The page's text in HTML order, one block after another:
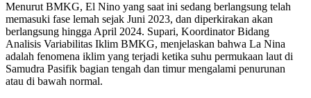
Menurut BMKG, El Nino yang saat ini sedang berlangsung telah
memasuki fase lemah sejak Juni 2023, dan diperkirakan akan
berlangsung hingga April 2024. Supari, Koordinator Bidang
Analisis Variabilitas Iklim BMKG, menjelaskan bahwa La Nina
adalah fenomena iklim yang terjadi ketika suhu permukaan laut di
Samudra Pasifik bagian tengah dan timur mengalami penurunan
atau di bawah normal.